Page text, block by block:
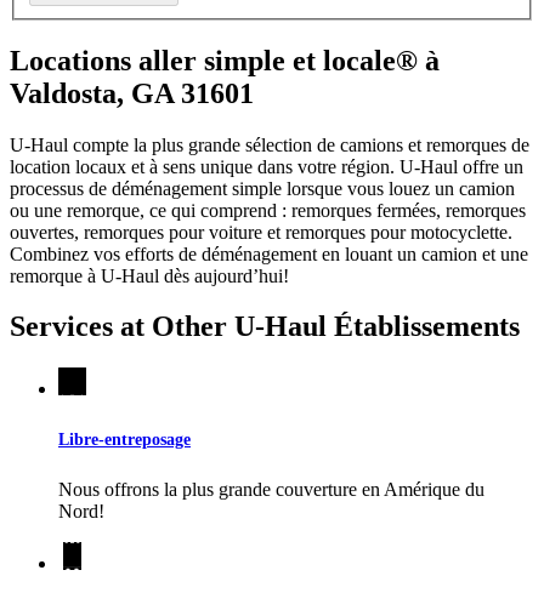
Locations aller simple et locale® à
Valdosta, GA 31601
U-Haul compte la plus grande sélection de camions et remorques de
location locaux et à sens unique dans votre région. U-Haul offre un
processus de déménagement simple lorsque vous louez un camion
ou une remorque, ce qui comprend : remorques fermées, remorques
ouvertes, remorques pour voiture et remorques pour motocyclette.
Combinez vos efforts de déménagement en louant un camion et une
remorque à U-Haul dès aujourd’hui!
Services at Other U-Haul Établissements
Libre-entreposage
Nous offrons la plus grande couverture en Amérique du
Nord!